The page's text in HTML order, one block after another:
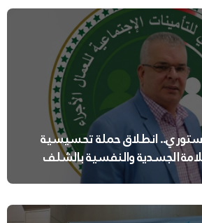
انطلاق حملة تحسيسية
الجسدية والنفسية بالشلف